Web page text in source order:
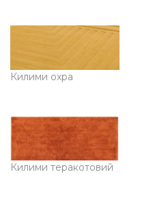
Килими охра
Килими теракотовий